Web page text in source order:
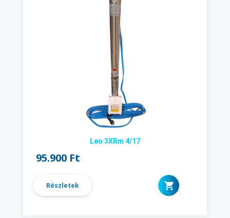
Leo 3XRm 4/17
95.900 Ft
Részletek